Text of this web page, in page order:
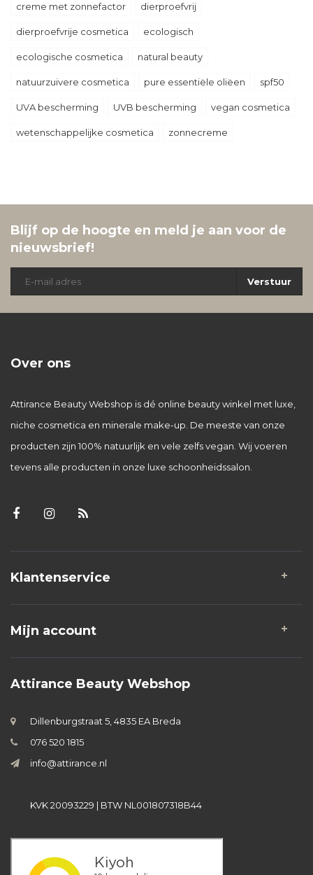
creme met zonnefactor dierproefvrij
dierproefvrije cosmetica ecologisch
ecologische cosmetica natural beauty
natuurzuivere cosmetica pure essentiële oliëen spf50
UVA bescherming UVB bescherming vegan cosmetica
wetenschappelijke cosmetica zonnecreme
Blijf op de hoogte en meld je aan voor de
nieuwsbrief!
Verstuur
Over ons
Attirance Beauty Webshop is dé online beauty winkel met luxe,
niche cosmetica en minerale make-up. De meeste van onze
producten zijn 100% natuurlijk en vele zelfs vegan. Wij voeren
tevens alle producten in onze luxe schoonheidssalon.
Klantenservice
Mijn account
Attirance Beauty Webshop
Dillenburgstraat 5, 4835 EA Breda
076 520 1815
info@attirance.nl
KVK 20093229 | BTW NL001807318B44